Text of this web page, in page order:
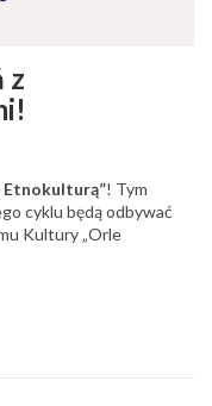
z
Etnokulturą”! Tym
cyklu będą odbywać
Kultury „Orle